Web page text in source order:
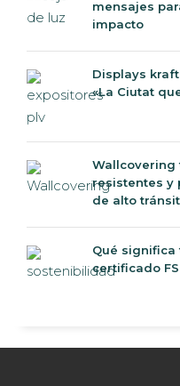
mensajes
impacto
Displays
«La Ciutat
Wallcovering
resistentes y
de alto
Qué significa
certificado